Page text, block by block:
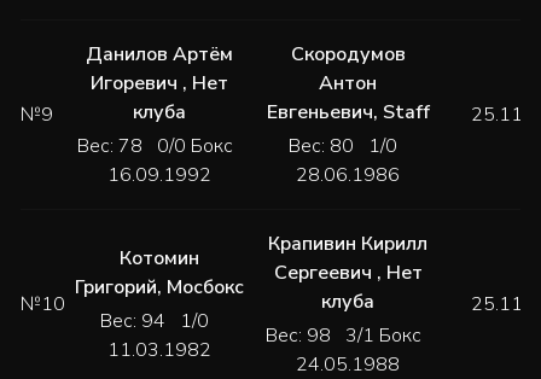
№9
Данилов Артём
Игоревич , Нет
клуба
Вес: 78 0/0 Бокс
16.09.1992
Скородумов
Антон
Евгеньевич, Staff
Вес: 80 1/0
28.06.1986
№10
Котомин
Григорий, Мосбокс
Вес: 94 1/0
11.03.1982
Крапивин Кирилл
Сергеевич , Нет
клуба
Вес: 98 3/1 Бокс
24.05.1988